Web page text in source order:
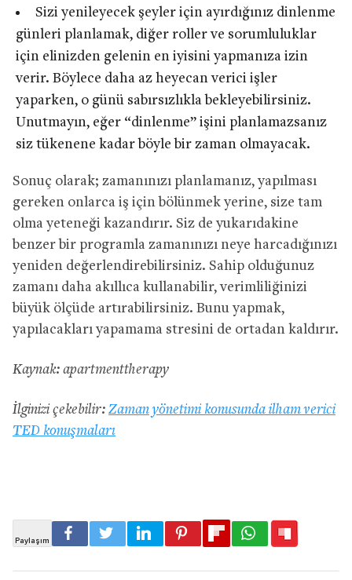
Sizi yenileyecek şeyler için ayırdığınız dinlenme
günleri planlamak, diğer roller ve sorumluluklar
için elinizden gelenin en iyisini yapmanıza izin
verir. Böylece daha az heyecan verici işler
yaparken, o günü sabırsızlıkla bekleyebilirsiniz.
Unutmayın, eğer “dinlenme” işini planlamazsanız
siz tükenene kadar böyle bir zaman olmayacak.
Sonuç olarak; zamanınızı planlamanız, yapılması
gereken onlarca iş için bölünmek yerine, size tam
olma yeteneği kazandırır. Siz de yukarıdakine
benzer bir programla zamanınızı neye harcadığınızı
yeniden değerlendirebilirsiniz. Sahip olduğunuz
zamanı daha akıllıca kullanabilir, verimliliğinizi
büyük ölçüde artırabilirsiniz. Bunu yapmak,
yapılacakları yapamama stresini de ortadan kaldırır.
Kaynak: apartmenttherapy
İlginizi çekebilir: Zaman yönetimi konusunda ilham verici
TED konuşmaları